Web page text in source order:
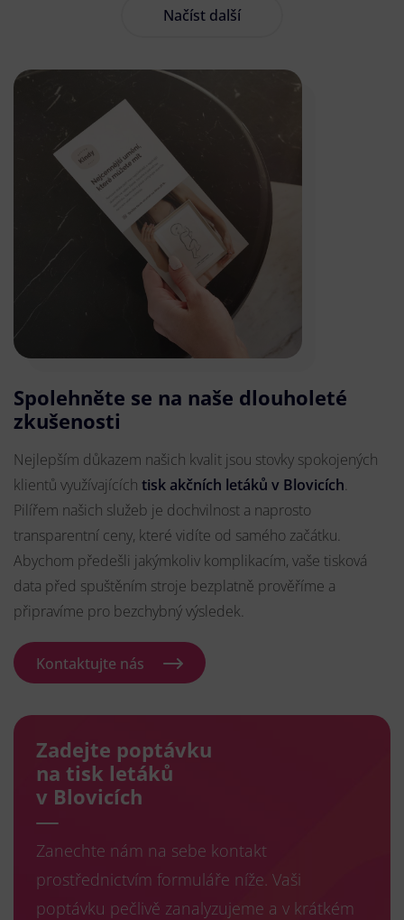
Načíst další
Spolehněte se na naše dlouholeté
zkušenosti
Nejlepším důkazem našich kvalit jsou stovky spokojených
klientů využívajících tisk akčních letáků v Blovicích.
Pilířem našich služeb je dochvilnost a naprosto
transparentní ceny, které vidíte od samého začátku.
Abychom předešli jakýmkoliv komplikacím, vaše tisková
data před spuštěním stroje bezplatně prověříme a
připravíme pro bezchybný výsledek.
Kontaktujte nás
Zadejte poptávku
na tisk letáků
v Blovicích
Zanechte nám na sebe kontakt
prostřednictvím formuláře níže. Vaši
poptávku pečlivě zanalyzujeme a v krátkém